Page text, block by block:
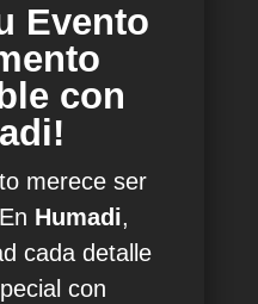
Evento
con
merece ser
Humadi,
cada detalle
con